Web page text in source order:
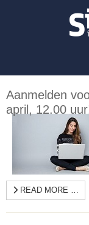
Aanmelden
april, 12.00
READ MORE …